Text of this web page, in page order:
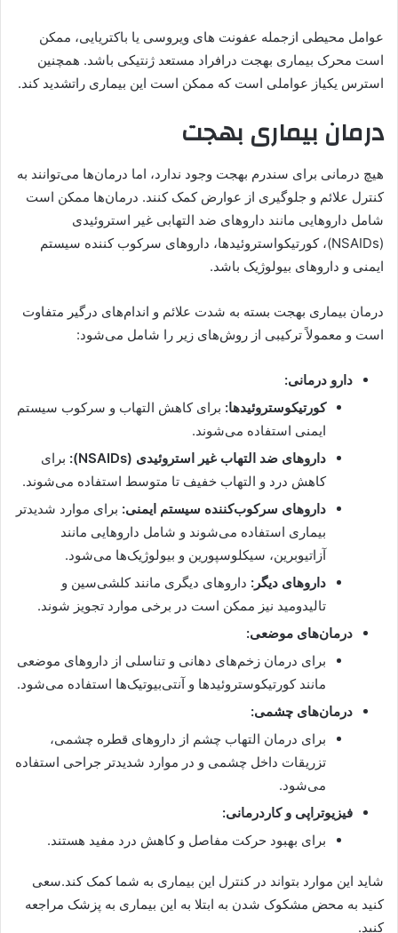
عوامل محیطی ازجمله عفونت های ویروسی یا باکتریایی، ممکن
است محرک بیماری بهجت درافراد مستعد ژنتیکی باشد. همچنین
استرس یکیاز عواملی است که ممکن است این بیماری راتشدید کند.
درمان بیماری بهجت
هیچ درمانی برای سندرم بهجت وجود ندارد، اما درمان‌ها می‌توانند به
کنترل علائم و جلوگیری از عوارض کمک کنند. درمان‌ها ممکن است
شامل داروهایی مانند داروهای ضد التهابی غیر استروئیدی
(NSAIDs)، کورتیکواستروئیدها، داروهای سرکوب کننده سیستم
ایمنی و داروهای بیولوژیک باشد.
درمان بیماری بهجت بسته به شدت علائم و اندام‌های درگیر متفاوت
است و معمولاً ترکیبی از روش‌های زیر را شامل می‌شود:
دارو درمانی:
کورتیکوستروئیدها: برای کاهش التهاب و سرکوب سیستم
ایمنی استفاده می‌شوند.
داروهای ضد التهاب غیر استروئیدی (NSAIDs):
برای
کاهش درد و التهاب خفیف تا متوسط استفاده می‌شوند.
داروهای سرکوب‌کننده سیستم ایمنی: برای موارد شدیدتر
بیماری استفاده می‌شوند و شامل داروهایی مانند
آزاتیوبرین، سیکلوسپورین و بیولوژیک‌ها می‌شود.
داروهای دیگر: داروهای دیگری مانند کلشی‌سین و
تالیدومید نیز ممکن است در برخی موارد تجویز شوند.
درمان‌های موضعی:
برای درمان زخم‌های دهانی و تناسلی از داروهای موضعی
مانند کورتیکوستروئیدها و آنتی‌بیوتیک‌ها استفاده می‌شود.
درمان‌های چشمی:
برای درمان التهاب چشم از داروهای قطره چشمی،
تزریقات داخل چشمی و در موارد شدیدتر جراحی استفاده
می‌شود.
فیزیوتراپی و کاردرمانی:
برای بهبود حرکت مفاصل و کاهش درد مفید هستند.
شاید این موارد بتواند در کنترل این بیماری به شما کمک کند.سعی
کنید به محض مشکوک شدن به ابتلا به این بیماری به پزشک مراجعه
کنید.